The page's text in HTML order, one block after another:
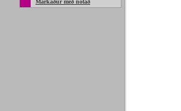
Markaður með notað